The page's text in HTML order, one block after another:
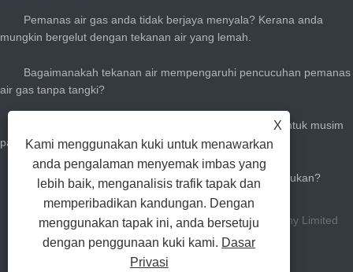
Pemanas air gas anda tidak berjaya menyala? Kerana anda
mungkin bergelut dengan tekanan air yang lemah.
Bagaimanakah tekanan air mempengaruhi pencucuhan pemanas
air gas tanpa tangki?
Cara menyesuaikan pemanas air gas segera anda untuk musim
panas: memotong bil gas & tetap sejuk
Berapa besar pemanas air panas gas yang anda perlukan?
Hak Cipta Zhongshan Gastek Home Appliance Company Limited
Hak Cipta Terpelihara.
X
Kami menggunakan kuki untuk menawarkan
anda pengalaman menyemak imbas yang
lebih baik, menganalisis trafik tapak dan
memperibadikan kandungan. Dengan
menggunakan tapak ini, anda bersetuju
dengan penggunaan kuki kami. Dasar
Privasi